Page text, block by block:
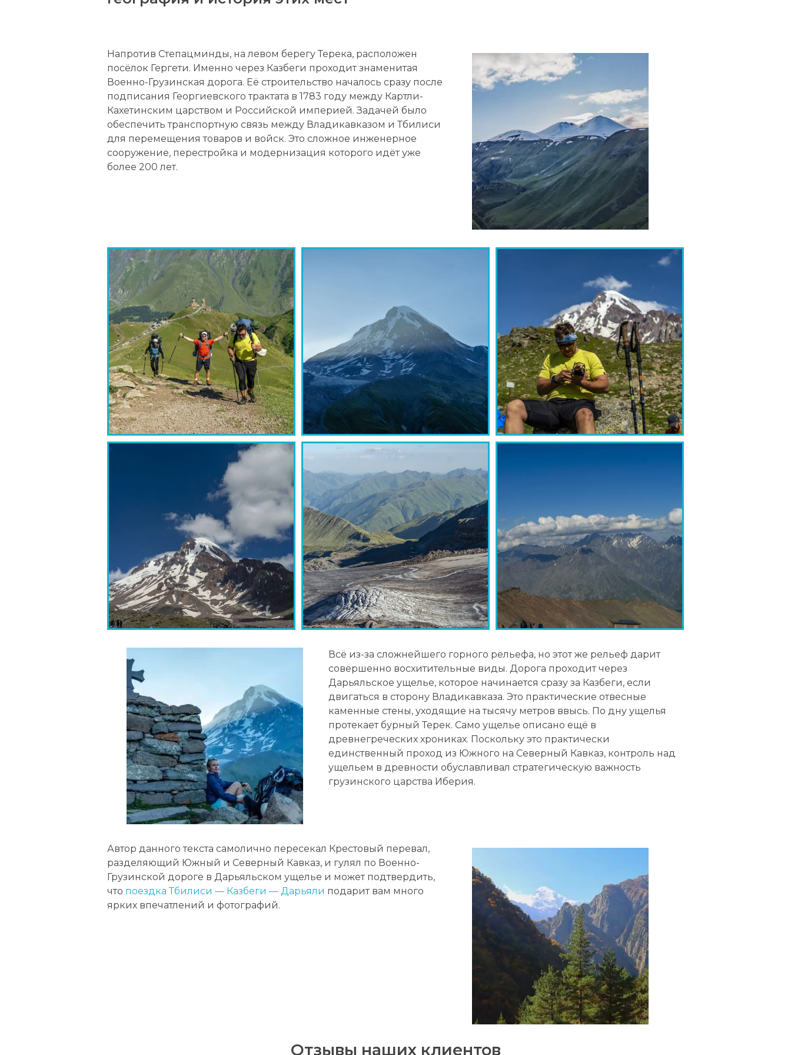
Напротив Степацминды, на левом берегу Терека, расположен
посёлок Гергети. Именно через Казбеги проходит знаменитая
Военно-Грузинская дорога. Её строительство началось сразу после
подписания Георгиевского трактата в 1783 году между Картли-
Кахетинским царством и Российской империей. Задачей было
обеспечить транспортную связь между Владикавказом и Тбилиси
для перемещения товаров и войск. Это сложное инженерное
сооружение, перестройка и модернизация которого идёт уже
более 200 лет.
Всё из-за сложнейшего горного рельефа, но этот же рельеф дарит
совершенно восхитительные виды. Дорога проходит через
Дарьяльское ущелье, которое начинается сразу за Казбеги, если
двигаться в сторону Владикавказа. Это практические отвесные
каменные стены, уходящие на тысячу метров ввысь. По дну ущелья
протекает бурный Терек. Само ущелье описано ещё в
древнегреческих хрониках. Поскольку это практически
единственный проход из Южного на Северный Кавказ, контроль над
ущельем в древности обуславливал стратегическую важность
грузинского царства Иберия.
Автор данного текста самолично пересекал Крестовый перевал,
разделяющий Южный и Северный Кавказ, и гулял по Военно-
Грузинской дороге в Дарьяльском ущелье и может подтвердить,
что поездка Тбилиси — Казбеги — Дарьяли подарит вам много
ярких впечатлений и фотографий.
Отзывы наших клиентов